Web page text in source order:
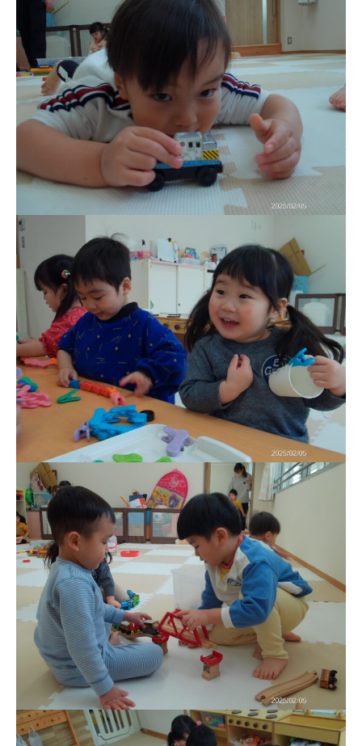
お知らせ
今日の幼稚園
園児募集要項
教職員募集
園のこと
園舎案内
安⼼・安全対策
給⾷
課外教室